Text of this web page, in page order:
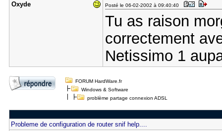
Oxyde Posté le 06-02-2002 à 09:40:40
Tu as raison
correctement
Netissimo 1
FORUM HardWare.fr
Windows & Software
problème partage connexion ADSL
Probleme de configuration de router snif help....